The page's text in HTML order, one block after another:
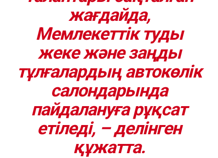
жағдайда,
Мемлекеттік туды
жеке және заңды
тұлғалардың автокөлік
салондарында
пайдалануға рұқсат
етіледі, – делінген
құжатта.